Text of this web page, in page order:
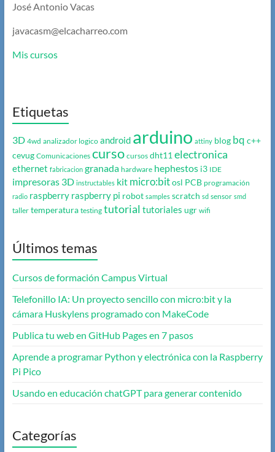
José Antonio Vacas
javacasm@elcacharreo.com
Mis cursos
Etiquetas
3D 4wd analizador logico android arduino attiny blog bq c++
cevug Comunicaciones curso cursos dht11 electronica
ethernet fabricacion granada hardware hephestos i3 IDE
impresoras 3D instructables kit micro:bit osl PCB programación
radio raspberry raspberry pi robot samples scratch sd sensor smd
taller temperatura testing tutorial tutoriales ugr wifi
Últimos temas
Cursos de formación Campus Virtual
Telefonillo IA: Un proyecto sencillo con micro:bit y la
cámara Huskylens programado con MakeCode
Publica tu web en GitHub Pages en 7 pasos
Aprende a programar Python y electrónica con la Raspberry
Pi Pico
Usando en educación chatGPT para generar contenido
Categorías